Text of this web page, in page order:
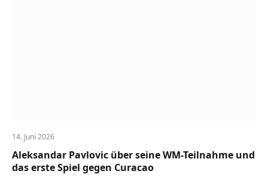
14. Juni 2026
Aleksandar Pavlovic über seine WM-Teilnahme und
das erste Spiel gegen Curacao